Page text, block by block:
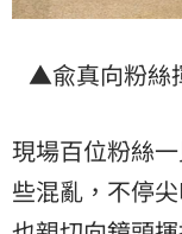
▲兪真向粉絲
現場百位粉絲
些混亂，不停